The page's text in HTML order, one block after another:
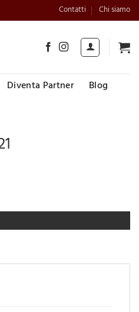
Contatti Chi siamo
Diventa Partner Blog